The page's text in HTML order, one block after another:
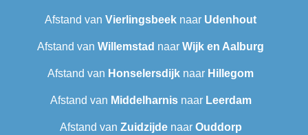
Afstand van Vierlingsbeek naar Udenhout
Afstand van Willemstad naar Wijk en Aalburg
Afstand van Honselersdijk naar Hillegom
Afstand van Middelharnisnaar Leerdam
Afstand van Zuidzijdenaar Ouddorp